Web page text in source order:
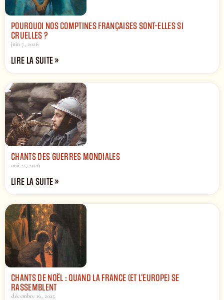
POURQUOI NOS COMPTINES FRANÇAISES SONT-ELLES SI
CRUELLES ?
juin 7, 2026
LIRE LA SUITE »
CHANTS DES GUERRES MONDIALES
mai 21, 2026
LIRE LA SUITE »
CHANTS DE NOËL : QUAND LA FRANCE (ET L’EUROPE) SE
RASSEMBLENT
décembre 16, 2025